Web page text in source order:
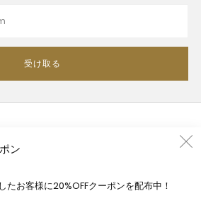
ン
たお客様に20%OFFクーポンを配布中！
受け取る
プライバシーポリシー
法取引法に基づく表記